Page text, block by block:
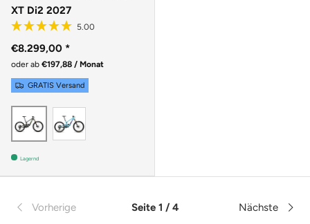
XT Di2 2027
€8.299,00 *
oder ab €197,88 / Monat
GRATIS Versand
MATTE METALLIC EARTH
Lagernd
Vorherige Seite 1 / 4 Nächste